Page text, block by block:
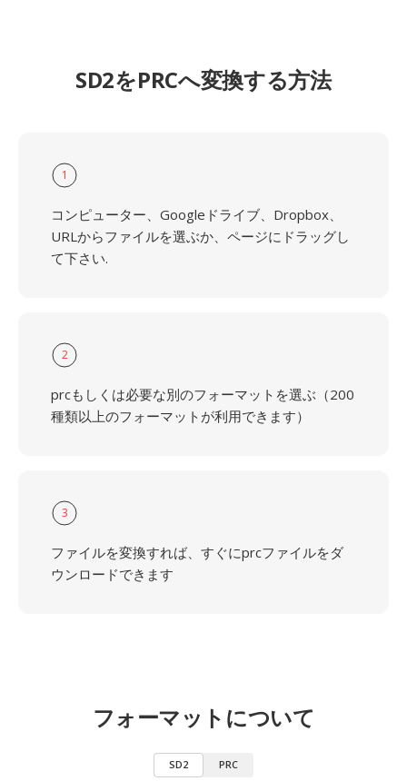
SD2をPRCへ変換する方法
1
コンピューター、Googleドライブ、Dropbox、
URLからファイルを選ぶか、ページにドラッグし
て下さい.
2
prcもしくは必要な別のフォーマットを選ぶ（200
種類以上のフォーマットが利用できます）
3
ファイルを変換すれば、すぐにprcファイルをダ
ウンロードできます
フォーマットについて
SD2 PRC